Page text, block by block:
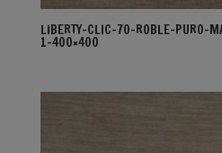
LIBERTY-CLIC-70-ROBLE-PURO-
1-400×400